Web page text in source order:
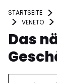
STARTSEITE
VENETO
Das